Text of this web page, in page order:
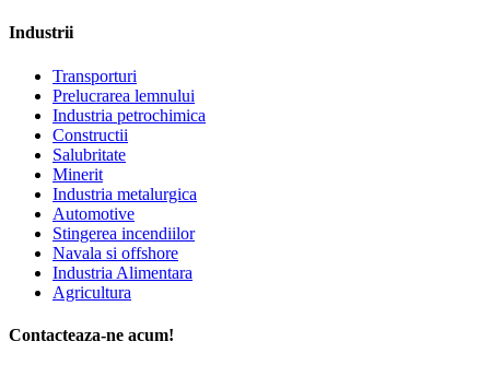
Industrii
Transporturi
Prelucrarea lemnului
Industria petrochimica
Constructii
Salubritate
Minerit
Industria metalurgica
Automotive
Stingerea incendiilor
Navala si offshore
Industria Alimentara
Agricultura
Contacteaza-ne acum!